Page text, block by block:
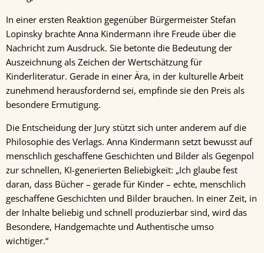
In einer ersten Reaktion gegenüber Bürgermeister Stefan
Lopinsky brachte Anna Kindermann ihre Freude über die
Nachricht zum Ausdruck. Sie betonte die Bedeutung der
Auszeichnung als Zeichen der Wertschätzung für
Kinderliteratur. Gerade in einer Ära, in der kulturelle Arbeit
zunehmend herausfordernd sei, empfinde sie den Preis als
besondere Ermutigung.
Die Entscheidung der Jury stützt sich unter anderem auf die
Philosophie des Verlags. Anna Kindermann setzt bewusst auf
menschlich geschaffene Geschichten und Bilder als Gegenpol
zur schnellen, KI-generierten Beliebigkeit: „Ich glaube fest
daran, dass Bücher – gerade für Kinder – echte, menschlich
geschaffene Geschichten und Bilder brauchen. In einer Zeit, in
der Inhalte beliebig und schnell produzierbar sind, wird das
Besondere, Handgemachte und Authentische umso
wichtiger.“